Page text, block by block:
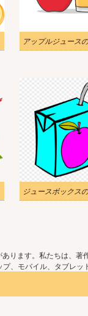
アップルジュース
ます。私たちは、
モバイル、タブレッ